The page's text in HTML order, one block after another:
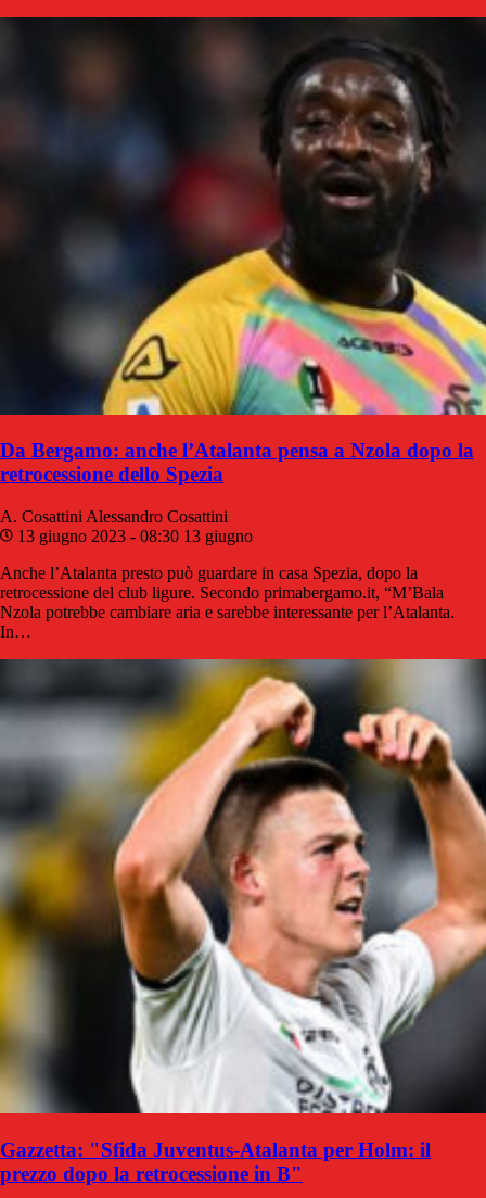
Da Bergamo: anche l’Atalanta pensa a Nzola dopo la
retrocessione dello Spezia
A. Cosattini Alessandro Cosattini
13 giugno 2023 - 08:30 13 giugno
Anche l’Atalanta presto può guardare in casa Spezia, dopo la
retrocessione del club ligure. Secondo primabergamo.it, “M’Bala
Nzola potrebbe cambiare aria e sarebbe interessante per l’Atalanta.
In…
Gazzetta: "Sfida Juventus-Atalanta per Holm: il
prezzo dopo la retrocessione in B"